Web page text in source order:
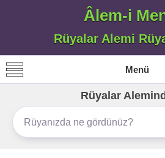
Âlem-i
Rüyalar Alemi
Menü
Rüyalar